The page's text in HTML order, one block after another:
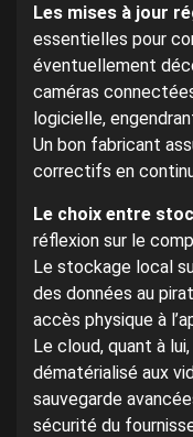
Les mises à jour
essentielles pour
éventuellement
caméras
logicielle,
Un bon fabricant
correctifs en
Le choix entre
réflexion sur le
Le stockage local
des données au
accès physique à
Le cloud, quant à
dématérialisé aux
sauvegarde
sécurité du